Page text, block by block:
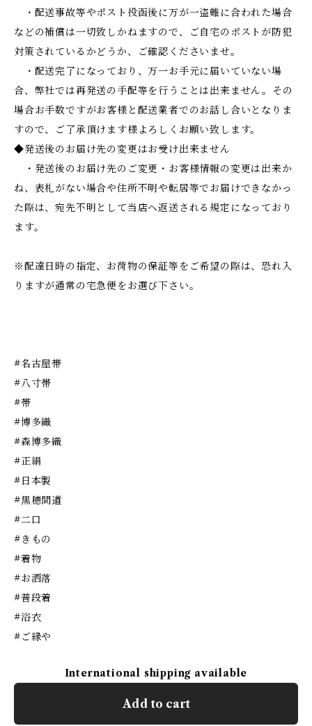
・配送事故等やポスト投函後に万が一盗難に合われた場合
などの補償は一切致しかねますので、ご自宅のポストが防犯
対策されているかどうか、ご確認くださいませ。
・配送完了になっており、万一お手元に届いていない場
合、弊社では再発送の手配等を行うことは出来ません。その
場合お手数ですがお客様と配送業者でのお話し合いとなりま
すので、ご了承頂けます様よろしくお願い致します。
◆発送後のお届け先の変更はお受け出来ません
・発送後のお届け先のご変更・お客様情報の変更は出来か
ね、表札がない場合や住所不明や転居等でお届けできなかっ
た際は、宛先不明として当店へ返送される規定になっており
ます。
※配達日時の指定、お荷物の保証等をご希望の際は、恐れ入
りますが通常の宅急便をお選び下さい。
#名古屋帯
#八寸帯
#帯
#博多織
#森博多織
#正絹
#日本製
#黒穂間道
#二口
#きもの
#着物
#お洒落
#普段着
#浴衣
#ご縁や
International shipping available
Add to cart